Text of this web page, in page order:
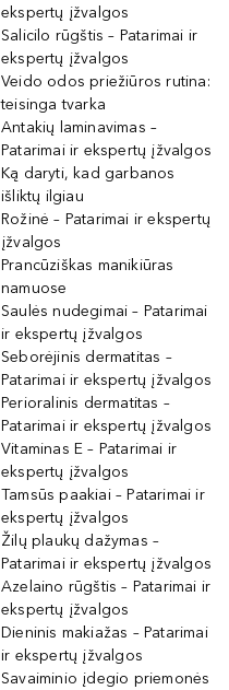
ekspertų įžvalgos
Salicilo rūgštis – Patarimai ir
ekspertų įžvalgos
Veido odos priežiūros rutina:
teisinga tvarka
Antakių laminavimas –
Patarimai ir ekspertų įžvalgos
Ką daryti, kad garbanos
išliktų ilgiau
Rožinė – Patarimai ir ekspertų
įžvalgos
Prancūziškas manikiūras
namuose
Saulės nudegimai – Patarimai
ir ekspertų įžvalgos
Seborėjinis dermatitas –
Patarimai ir ekspertų įžvalgos
Perioralinis dermatitas –
Patarimai ir ekspertų įžvalgos
Vitaminas E – Patarimai ir
ekspertų įžvalgos
Tamsūs paakiai – Patarimai ir
ekspertų įžvalgos
Žilų plaukų dažymas –
Patarimai ir ekspertų įžvalgos
Azelaino rūgštis – Patarimai ir
ekspertų įžvalgos
Dieninis makiažas – Patarimai
ir ekspertų įžvalgos
Savaiminio įdegio priemonės